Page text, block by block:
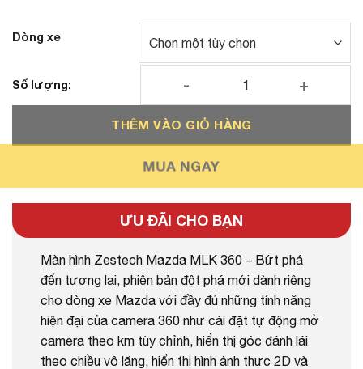
Dòng xe
Mazda MLK 360 số lượng
THÊM VÀO GIỎ HÀNG
MUA NGAY
ƯU ĐÃI CHO BẠN
Màn hình Zestech Mazda MLK 360 – Bứt phá
đến tương lai, phiên bản đột phá mới dành riêng
cho dòng xe Mazda với đầy đủ những tính năng
hiện đại của camera 360 như cài đặt tự động mở
camera theo km tùy chỉnh, hiển thị góc đánh lái
theo chiều vô lăng, hiển thị hình ảnh thực 2D và